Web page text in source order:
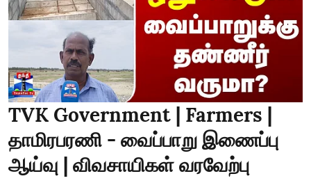
TVK Government | Farmers |
தாமிரபரணி - வைப்பாறு இணைப்பு
ஆய்வு | விவசாயிகள் வரவேற்பு